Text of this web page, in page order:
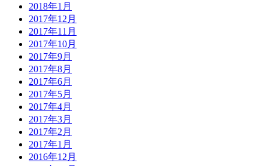
2018年1月
2017年12月
2017年11月
2017年10月
2017年9月
2017年8月
2017年6月
2017年5月
2017年4月
2017年3月
2017年2月
2017年1月
2016年12月